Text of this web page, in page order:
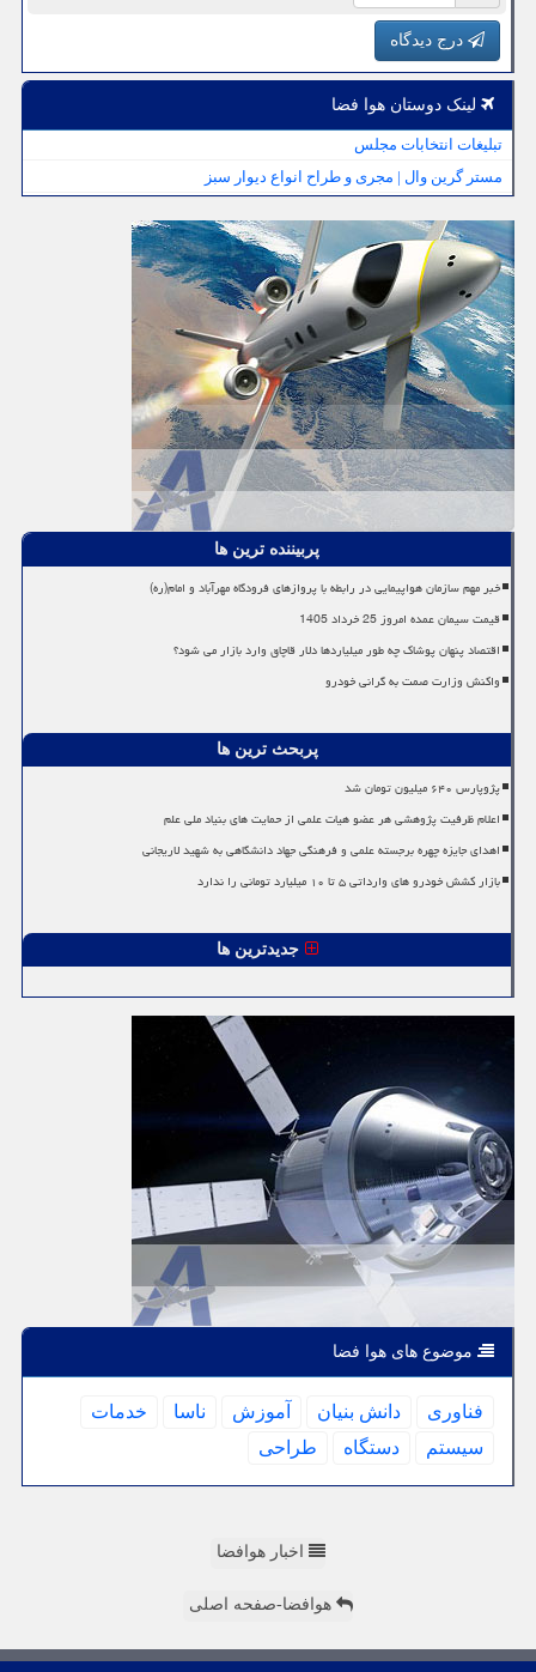
درج دیدگاه
لینک دوستان هوا فضا
تبلیغات انتخابات مجلس
مستر گرین وال | مجری و طراح انواع دیوار سبز
پربیننده ترین ها
خبر مهم سازمان هواپیمایی در رابطه با پروازهای فرودگاه مهرآباد و امام(ره)
قیمت سیمان عمده امروز 25 خرداد 1405
اقتصاد پنهان پوشاک چه طور میلیاردها دلار قاچاق وارد بازار می شود؟
واکنش وزارت صمت به گرانی خودرو
پربحث ترین ها
پژوپارس ۶۴۰ میلیون تومان شد
اعلام ظرفیت پژوهشی هر عضو هیات علمی از حمایت های بنیاد ملی علم
اهدای جایزه چهره برجسته علمی و فرهنگی جهاد دانشگاهی به شهید لاریجانی
بازار کشش خودرو های وارداتی ۵ تا ۱۰ میلیارد تومانی را ندارد
جدیدترین ها
موضوع های هوا فضا
فناوری دانش بنیان آموزش ناسا
خدمات
سیستم
دستگاه طراحی
اخبار هوافضا
هوافضا-صفحه اصلی